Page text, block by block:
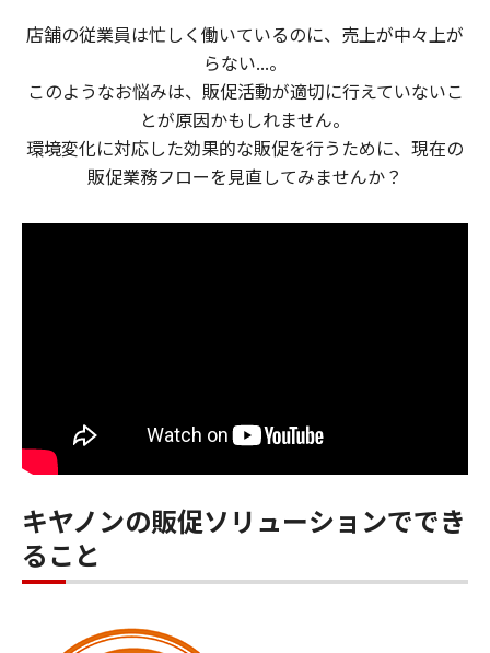
店舗の従業員は忙しく働いているのに、売上が中々上が
らない...。
このようなお悩みは、販促活動が適切に行えていないこ
とが原因かもしれません。
環境変化に対応した効果的な販促を行うために、現在の
販促業務フローを見直してみませんか？
キヤノンの販促ソリューションででき
ること